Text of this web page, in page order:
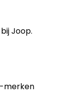
Joop.
merken